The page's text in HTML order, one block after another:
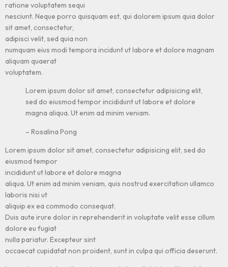
ratione voluptatem sequi
nesciunt. Neque porro quisquam est, qui dolorem ipsum quia dolor
sit amet, consectetur,
adipisci velit, sed quia non
numquam eius modi tempora incidunt ut labore et dolore magnam
aliquam quaerat
voluptatem.
Lorem ipsum dolor sit amet, consectetur adipisicing elit,
sed do eiusmod tempor incididunt ut labore et dolore
magna aliqua. Ut enim ad minim veniam.
– Rosalina Pong
Lorem ipsum dolor sit amet, consectetur adipisicing elit, sed do
eiusmod tempor
incididunt ut labore et dolore magna
aliqua. Ut enim ad minim veniam, quis nostrud exercitation ullamco
laboris nisi ut
aliquip ex ea commodo consequat.
Duis aute irure dolor in reprehenderit in voluptate velit esse cillum
dolore eu fugiat
nulla pariatur. Excepteur sint
occaecat cupidatat non proident, sunt in culpa qui officia deserunt.